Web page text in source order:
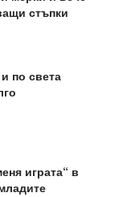
стъпки
по света
играта“ в